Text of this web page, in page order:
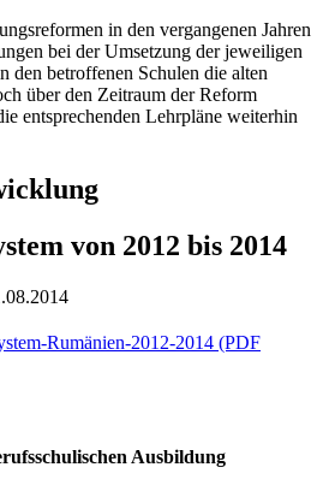
in den vergangenen Jahren
bei der Umsetzung der jeweiligen
den betroffenen Schulen die alten
über den Zeitraum der Reform
entsprechenden Lehrpläne weiterhin
von 2012 bis 2014
Rumänien-2012-2014 (PDF
Ausbildung